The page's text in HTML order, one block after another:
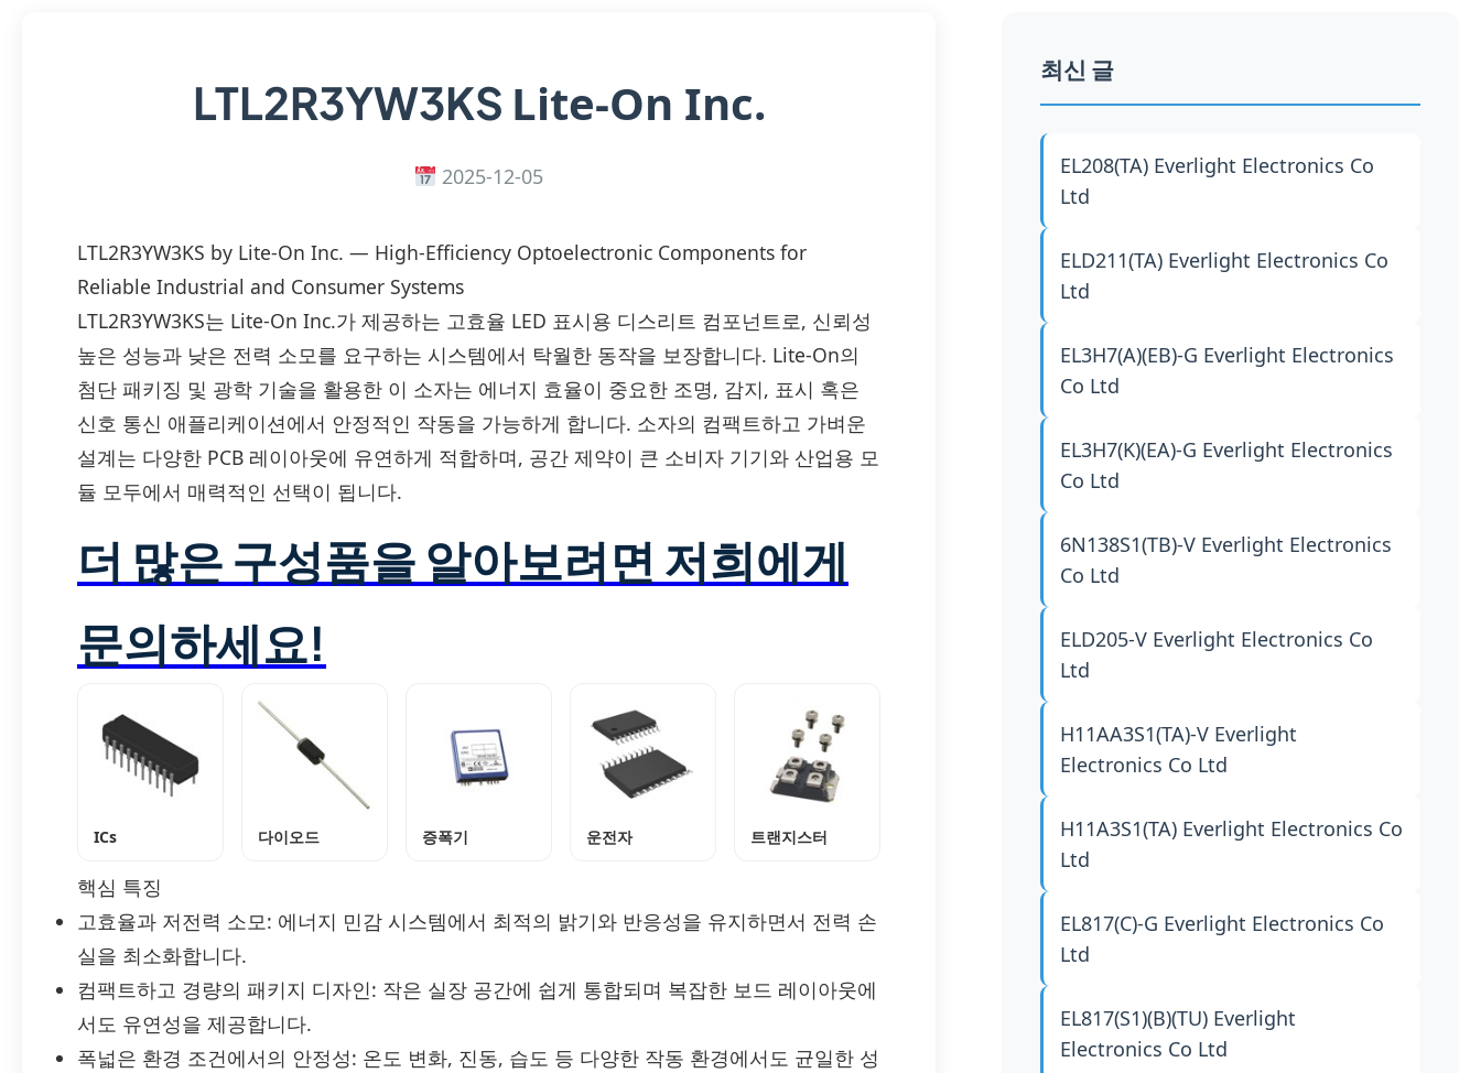
LTL2R3YW3KS Lite-On Inc.
2025-12-05
LTL2R3YW3KS by Lite-On Inc. — High-Efficiency Optoelectronic Components for
Reliable Industrial and Consumer Systems
LTL2R3YW3KS는 Lite-On Inc.가 제공하는 고효율 LED 표시용 디스리트 컴포넌트로, 신뢰성
높은 성능과 낮은 전력 소모를 요구하는 시스템에서 탁월한 동작을 보장합니다. Lite-On의
첨단 패키징 및 광학 기술을 활용한 이 소자는 에너지 효율이 중요한 조명, 감지, 표시 혹은
신호 통신 애플리케이션에서 안정적인 작동을 가능하게 합니다. 소자의 컴팩트하고 가벼운
설계는 다양한 PCB 레이아웃에 유연하게 적합하며, 공간 제약이 큰 소비자 기기와 산업용 모
듈 모두에서 매력적인 선택이 됩니다.
더 많은 구성품을 알아보려면 저희에게
문의하세요!
ICs 다이오드 증폭기 운전자 트랜지스터
핵심 특징
고효율과 저전력 소모: 에너지 민감 시스템에서 최적의 밝기와 반응성을 유지하면서 전력 손
실을 최소화합니다.
컴팩트하고 경량의 패키지 디자인: 작은 실장 공간에 쉽게 통합되며 복잡한 보드 레이아웃에
서도 유연성을 제공합니다.
폭넓은 환경 조건에서의 안정성: 온도 변화, 진동, 습도 등 다양한 작동 환경에서도 균일한 성
최신 글
EL208(TA) Everlight Electronics Co
Ltd
ELD211(TA) Everlight Electronics Co
Ltd
EL3H7(A)(EB)-G Everlight Electronics
Co Ltd
EL3H7(K)(EA)-G Everlight Electronics
Co Ltd
6N138S1(TB)-V Everlight Electronics
Co Ltd
ELD205-V Everlight Electronics Co
Ltd
H11AA3S1(TA)-V Everlight
Electronics Co Ltd
H11A3S1(TA) Everlight Electronics Co
Ltd
EL817(C)-G Everlight Electronics Co
Ltd
EL817(S1)(B)(TU) Everlight
Electronics Co Ltd